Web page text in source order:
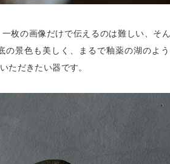
枚の画像だけで伝えるのは難しい、そ
の景色も美しく、まるで釉薬の湖のよ
ただきたい器です。